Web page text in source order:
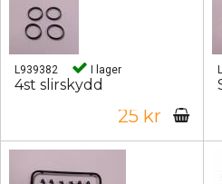
L939382 I lager
4st slirskydd
25 kr